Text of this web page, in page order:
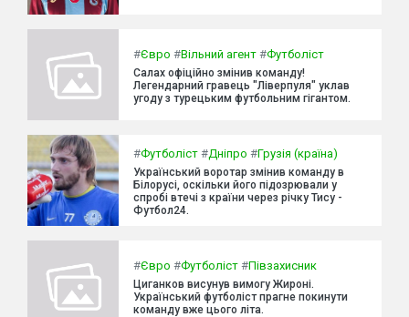
#Євро #Вільний агент #Футболіст
Салах офіційно змінив команду!
Легендарний гравець "Ліверпуля" уклав
угоду з турецьким футбольним гігантом.
#Футболіст #Дніпро #Грузія (країна)
Український воротар змінив команду в
Білорусі, оскільки його підозрювали у
спробі втечі з країни через річку Тису -
Футбол24.
#Євро #Футболіст #Півзахисник
Циганков висунув вимогу Жироні.
Український футболіст прагне покинути
команду вже цього літа.